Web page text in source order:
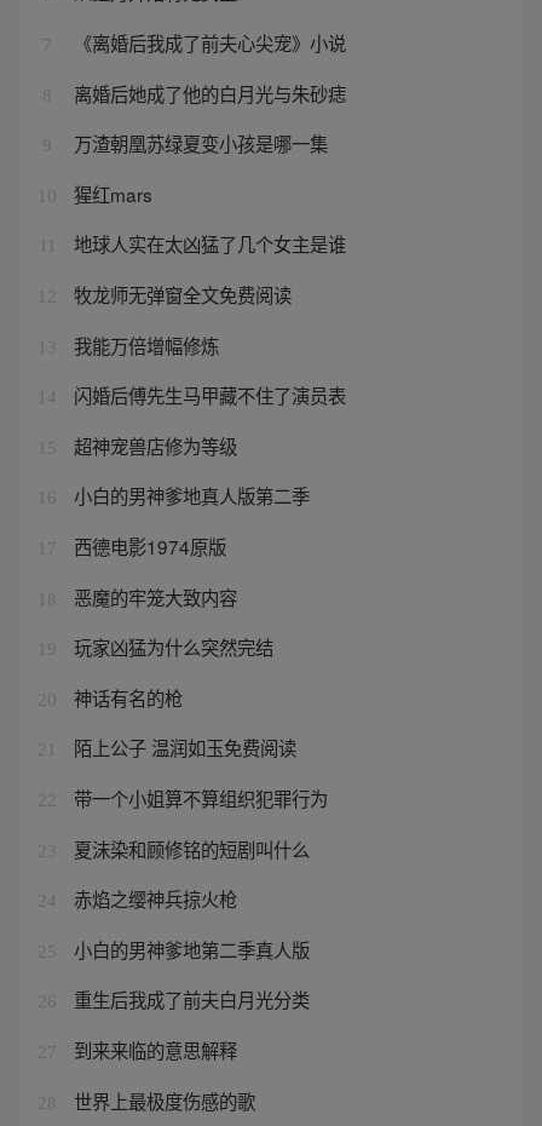
7 《离婚后我成了前夫心尖宠》小说
8 离婚后她成了他的白月光与朱砂痣
9 万渣朝凰苏绿夏变小孩是哪一集
10 猩红mars
地球人实在太凶猛了几个女主是谁
12 牧龙师无弹窗全文免费阅读
13 我能万倍增幅修炼
14 闪婚后傅先生马甲藏不住了演员表
15 超神宠兽店修为等级
16 小白的男神爹地真人版第二季
17 西德电影1974原版
18 恶魔的牢笼大致内容
19 玩家凶猛为什么突然完结
20 神话有名的枪
21 陌上公子 温润如玉免费阅读
22 带一个小姐算不算组织犯罪行为
23 夏沫染和顾修铭的短剧叫什么
24 赤焰之缨神兵掠火枪
25 小白的男神爹地第二季真人版
26 重生后我成了前夫白月光分类
27 到来来临的意思解释
28 世界上最极度伤感的歌